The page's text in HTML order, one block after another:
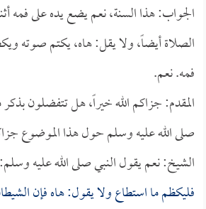
الجواب: هذا السنة، نعم يضع يده على فمه
الصلاة أيضاً، ولا يقل: هاه، يكتم صوته
فمه. نعم.
المقدم: جزاكم الله خيراً، هل تتفضلون
صلى الله عليه وسلم حول هذا الموضوع
الشيخ: نعم يقول النبي صلى الله عليه
فليكظم ما استطاع ولا يقول: هاه فإن